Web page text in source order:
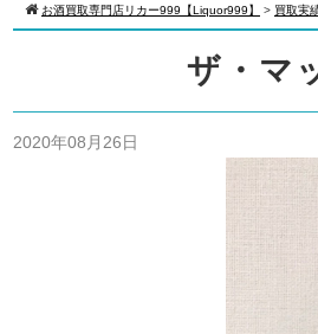
お酒買取専門店リカー999【Liquor999】 > 買取実
ザ・マ
2020年08月26日